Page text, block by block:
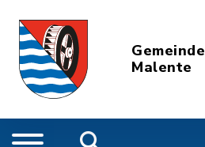
Gemeinde
Malente